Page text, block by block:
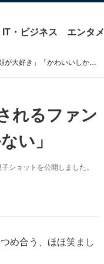
IT・ビジネス エンタメ
相武紗季、愛娘との顔出し親子ショットに癒されるファン続出！ 「この笑顔が大好き」「かわいいしかない」
れるファン
い」
ショットを公開しました。
め合う、ほほ笑まし